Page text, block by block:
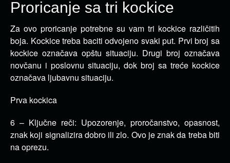
Proricanje sa tri kockice
Za ovo proricanje potrebne su vam tri kockice različitih
boja. Kockice treba baciti odvojeno svaki put. Prvi broj sa
kockice označava opštu situaciju. Drugi broj označava
novčanu i poslovnu situaciju, dok broj sa treće kockice
označava ljubavnu situaciju.
Prva kockica
6 – Ključne reči: Upozorenje, proročanstvo, opasnost,
znak koji signalizira dobro ili zlo. Ovo je znak da treba biti
na oprezu.